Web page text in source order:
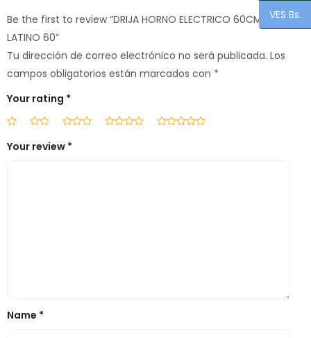
Be the first to review “DRIJA HORNO ELECTRICO 60CM
LATINO 60”
Tu dirección de correo electrónico no será publicada. Los
campos obligatorios están marcados con *
Your rating *
Your review *
Name *
VES Bs.